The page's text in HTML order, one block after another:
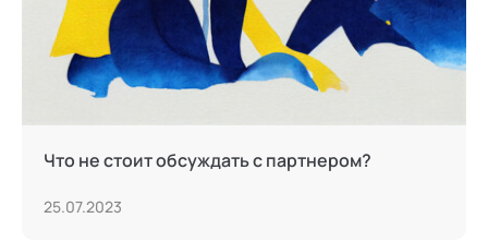
Что не стоит обсуждать с партнером?
25.07.2023